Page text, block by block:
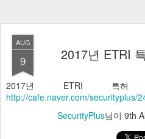
AUG
9 2017년 ETRI
2017년 ETRI 특
http://cafe.naver.com/securityplus/
SecurityPlus님이 9th